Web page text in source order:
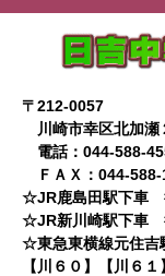
〒212-0057
川崎市幸区北加瀬
電話：044-588-
ＦＡＸ：044-588-
☆JR鹿島田駅下車
☆JR新川崎駅下車
☆東急東横線元住吉
【川６０】【川６